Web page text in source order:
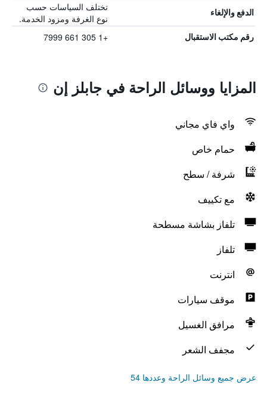
الدفع والإلغاء
تختلف السياسات حسب
نوع الغرفة ومزود الخدمة.
رقم مكتب الاستقبال +1 305 661 7999
المزايا ووسائل الراحة في جابلز إن
واي فاي مجاني
حمام خاص
شرفة / سطح
مع تكييف
تلفاز بشاشة مسطحة
تلفاز
انترنت
موقف سيارات
مرافق الغسيل
مجفف الشعر
عرض جميع وسائل الراحة وعددها 54